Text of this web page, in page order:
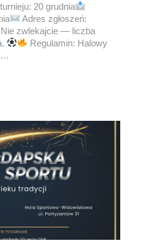
20 grudnia
Adres zgłoszeń:
zwlekajcie — liczba
Regulamin: Halowy